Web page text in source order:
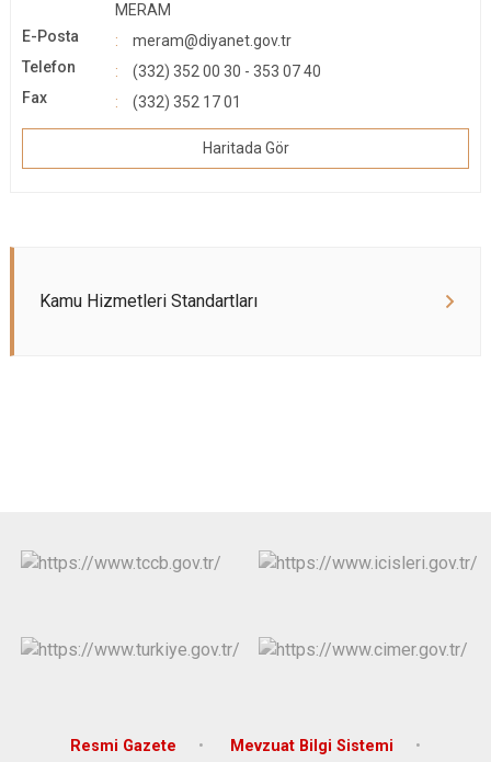
MERAM
E-Posta
meram@diyanet.gov.tr
Telefon
(332) 352 00 30 - 353 07 40
Fax
(332) 352 17 01
Haritada Gör
Kamu Hizmetleri Standartları
Resmi Gazete Mevzuat Bilgi Sistemi